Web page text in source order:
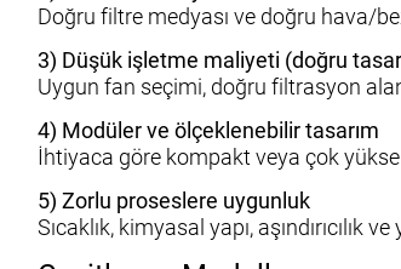
Doğru filtre medyası ve doğru hava/
3) Düşük işletme maliyeti (doğru
Uygun fan seçimi, doğru filtrasyon
4) Modüler ve ölçeklenebilir tasarım
İhtiyaca göre kompakt veya çok
5) Zorlu proseslere uygunluk
Sıcaklık, kimyasal yapı,